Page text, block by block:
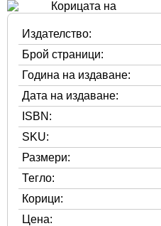
Издателство:
Брой страници:
Година на издаване:
Дата на издаване:
ISBN:
SKU:
Размери:
Тегло:
Корици:
Цена: